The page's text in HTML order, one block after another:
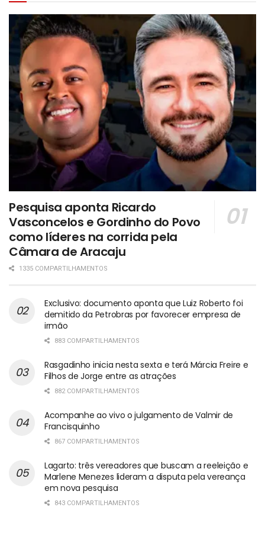
Pesquisa aponta Ricardo
Vasconcelos e Gordinho do Povo
como líderes na corrida pela
Câmara de Aracaju
1335 COMPARTILHAMENTOS
Exclusivo: documento aponta que Luiz Roberto foi
demitido da Petrobras por favorecer empresa de
irmão
883 COMPARTILHAMENTOS
Rasgadinho inicia nesta sexta e terá Márcia Freire e
Filhos de Jorge entre as atrações
882 COMPARTILHAMENTOS
Acompanhe ao vivo o julgamento de Valmir de
Francisquinho
867 COMPARTILHAMENTOS
Lagarto: três vereadores que buscam a reeleição e
Marlene Menezes lideram a disputa pela vereança
em nova pesquisa
843 COMPARTILHAMENTOS